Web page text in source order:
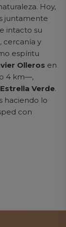
Hoy,
juntamente
intacto su
cercanía y
espíritu
Olleros en
4 km—,
Verde.
haciendo lo
con